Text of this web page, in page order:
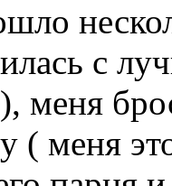
с
меня
( меня